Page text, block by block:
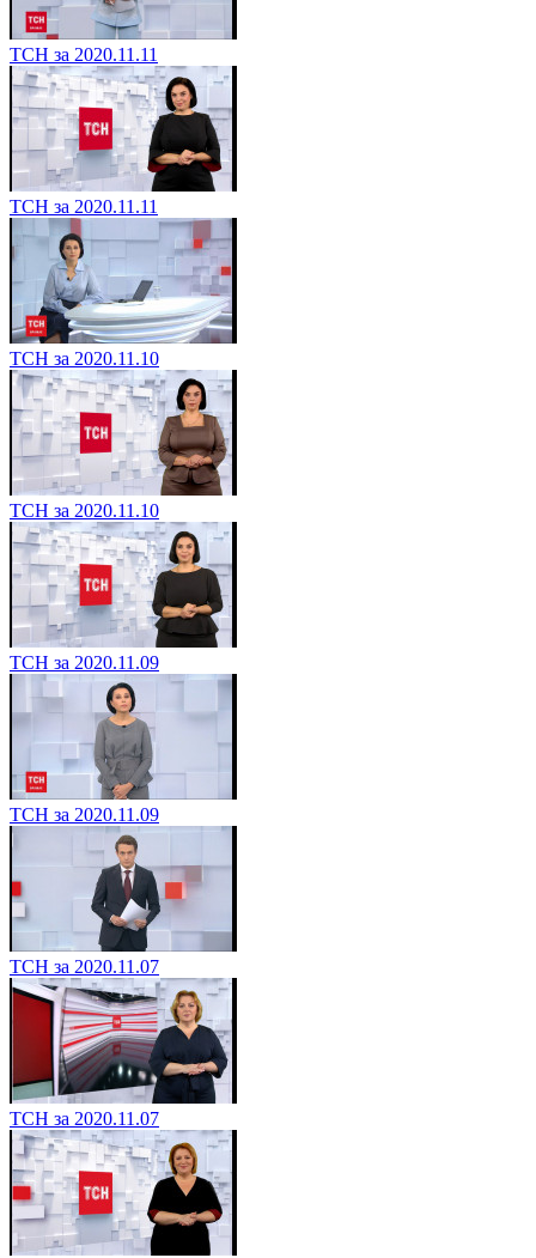
ТСН за 2020.11.11
ТСН за 2020.11.11
ТСН за 2020.11.10
ТСН за 2020.11.10
ТСН за 2020.11.09
ТСН за 2020.11.09
ТСН за 2020.11.07
ТСН за 2020.11.07